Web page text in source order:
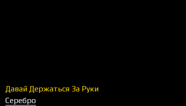
Давай Держаться За Руки
Серебро